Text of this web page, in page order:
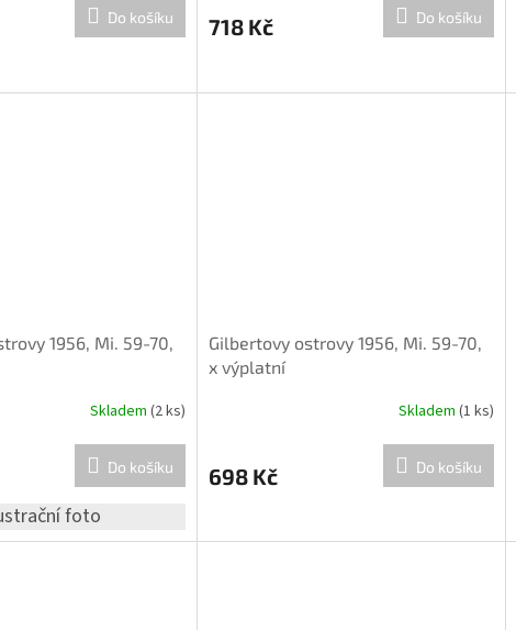
Do košíku 718 Kč Do košíku
1956, Mi. 59-70,
Skladem (2 ks)
Do košíku
foto
Gilbertovy ostrovy 1956, Mi. 59-70,
x výplatní
Skladem (1 ks)
698 Kč Do košíku